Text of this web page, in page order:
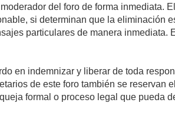
del foro de forma inmediata. El
si determinan que la eliminación
particulares de manera inmediata.
en indemnizar y liberar de toda
de este foro también se reservan
formal o proceso legal que pueda